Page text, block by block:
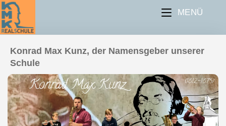
MENÜ
Konrad Max Kunz, der Namensgeber unserer
Schule